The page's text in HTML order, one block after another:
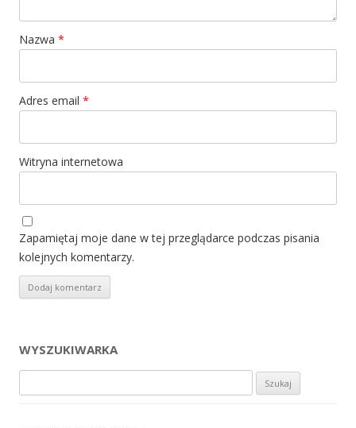
Nazwa *
Adres email *
Witryna internetowa
Zapamiętaj moje dane w tej przeglądarce podczas pisania
kolejnych komentarzy.
WYSZUKIWARKA